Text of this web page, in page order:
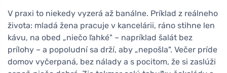
V praxi to niekedy vyzerá až banálne. Príklad z reálneho
života: mladá žena pracuje v kancelárii, ráno stihne len
kávu, na obed „niečo ľahké" – napríklad šalát bez
prílohy – a popoludní sa drží, aby „nepošla". Večer príde
domov vyčerpaná, bez nálady a s pocitom, že si zaslúži